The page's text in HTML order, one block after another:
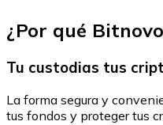
¿Por qué
Tu custodias tus
La forma segura y
tus fondos y proteger tus